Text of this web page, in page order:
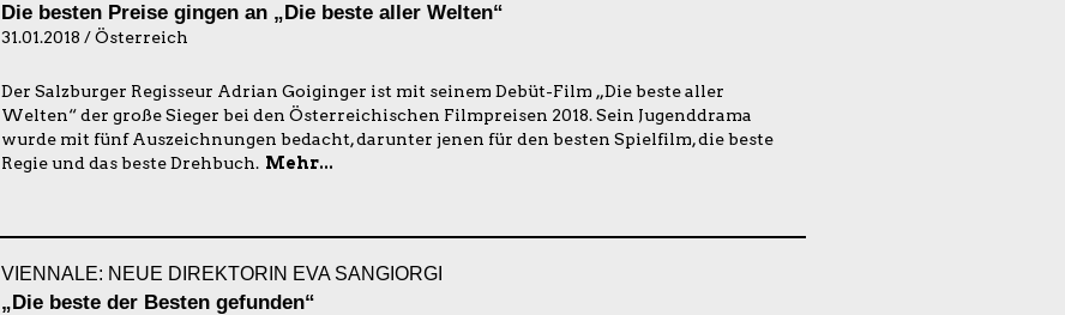
Die besten Preise gingen an „Die beste aller Welten“
31.01.2018 / Österreich
Der Salzburger Regisseur Adrian Goiginger ist mit seinem Debüt-Film „Die beste aller
Welten“ der große Sieger bei den Österreichischen Filmpreisen 2018. Sein Jugenddrama
wurde mit fünf Auszeichnungen bedacht, darunter jenen für den besten Spielfilm, die beste
Regie und das beste Drehbuch. Mehr...
VIENNALE: NEUE DIREKTORIN EVA SANGIORGI
„Die beste der Besten gefunden“